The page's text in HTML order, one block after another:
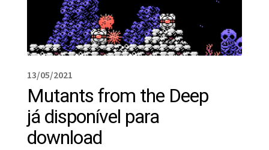
13/05/2021
Mutants from the Deep
já disponível para
download